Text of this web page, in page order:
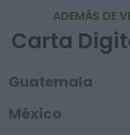
ADEMÁS DE
Carta
Guatemala
México